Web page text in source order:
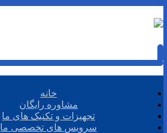
خانه
مشاوره رایگان
تجهیزات و تکنیک های ما
سرویس های تخصصی ما